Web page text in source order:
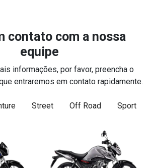
contato com a nossa
equipe
informações, por favor, preencha o
entraremos em contato rapidamente.
Street Off Road Sport